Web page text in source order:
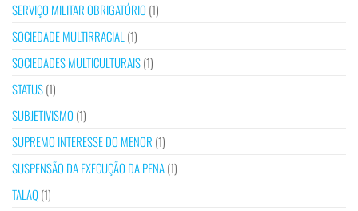
SERVIÇO MILITAR OBRIGATÓRIO (1)
SOCIEDADE MULTIRRACIAL (1)
SOCIEDADES MULTICULTURAIS(1)
STATUS(1)
SUBJETIVISMO (1)
SUPREMO INTERESSE DO MENOR (1)
SUSPENSÃO DA EXECUÇÃO DA PENA(1)
TALAQ(1)